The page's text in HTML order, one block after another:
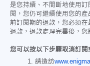
是您持續、不間斷地使用
閱，您仍可繼續使用您的
前訂閱期的退款，您必須
退款，退款處理完畢後，您
您可以按以下步驟取消訂閱
請造訪